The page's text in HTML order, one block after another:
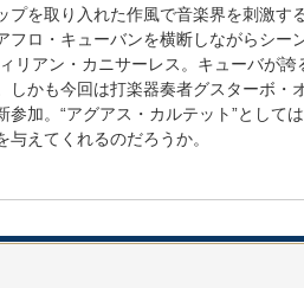
プを取り入れた作風で音楽界を刺激す
フロ・キューバンを横断しながらシー
リアン・カニサーレス。キューバが
しかも今回は打楽器奏者グスターボ・
参加。“アグアス・カルテット”として
えてくれるのだろうか。